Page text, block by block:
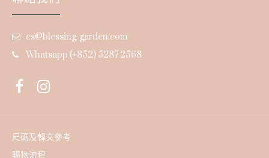
cs@blessing-garden.com
Whatsapp (+852) 5287 2568
尺碼及韓文參考
購物流程